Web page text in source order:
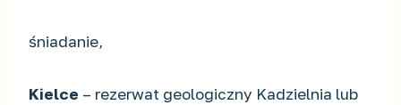
śniadanie,
Kielce – rezerwat geologiczny Kadzielnia lub